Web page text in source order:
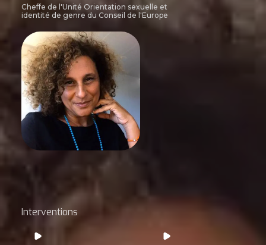
Cheffe de l'Unité Orientation sexuelle et
identité de genre du Conseil de l'Europe
Interventions